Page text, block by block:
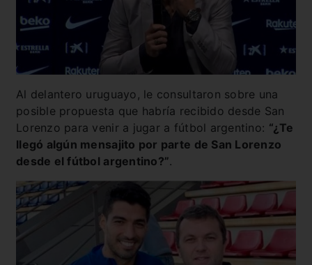
Al delantero uruguayo, le consultaron sobre una
posible propuesta que habría recibido desde San
Lorenzo para venir a jugar a fútbol argentino: “¿Te
llegó algún mensajito por parte de San Lorenzo
desde el fútbol argentino?”.